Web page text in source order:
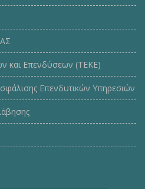
και Επενδύσεων (ΤΕΚE)
Επενδυτικών Υπηρεσιών